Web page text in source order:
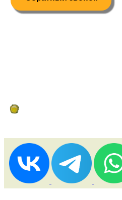
Дистанционное бронирование туров